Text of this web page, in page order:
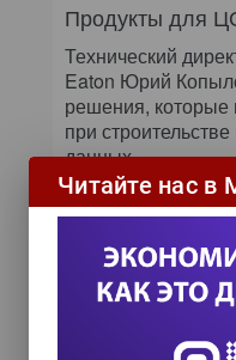
Продукты для
Технический
Eaton Юрий
решения, которые
при
данных.
Прежде всего, он
партнеров на
двойного on-line-
(мощностью 12
технологии
с компьютерным
Читайте нас в